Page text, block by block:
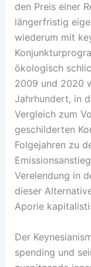
den Preis einer
längerfristig
wiederum mit
ökologisch
2009 und 2020
Jahrhundert, in
Vergleich zum
geschilderten
Folgejahren zu
Verelendung in
dieser
Aporie
Der
spending und